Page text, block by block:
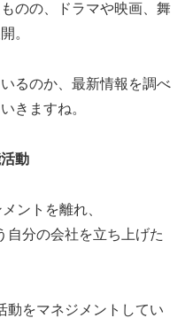
のの、ドラマや映画、舞
。
るのか、最新情報を調べ
きますね。
動
ントを離れ、
自分の会社を立ち上げた
動をマネジメントしてい